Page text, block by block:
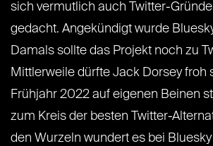
sich vermutlich auch Twitter-
gedacht. Angekündigt wurde
Damals sollte das Projekt noch zu
Mittlerweile dürfte Jack Dorsey froh
Frühjahr 2022 auf eigenen Beinen
zum Kreis der besten Twitter-
den Wurzeln wundert es bei